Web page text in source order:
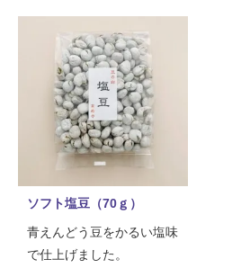
ソフト塩豆（70ｇ）
青えんどう豆をかるい塩味
で仕上げました。